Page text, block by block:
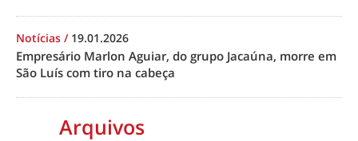
Notícias / 19.01.2026
Empresário Marlon Aguiar, do grupo Jacaúna, morre em
São Luís com tiro na cabeça
Arquivos